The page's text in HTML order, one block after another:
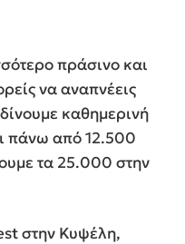
πράσινο και
να αναπνέεις
καθημερινή
πάνω από 12.500
τα 25.000 στην
στην Κυψέλη,